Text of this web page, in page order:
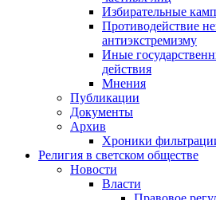
Избирательные
Противодействие
антиэкстремизму
Иные
действия
Мнения
Публикации
Документы
Архив
Хроники
Религия в светском обществе
Новости
Власти